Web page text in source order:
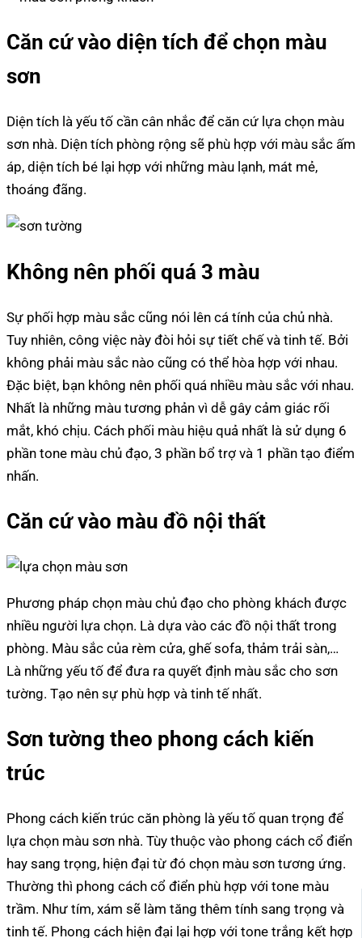
Căn cứ vào diện tích để chọn màu
sơn
Diện tích là yếu tố cần cân nhắc để căn cứ lựa chọn màu
sơn nhà. Diện tích phòng rộng sẽ phù hợp với màu sắc ấm
áp, diện tích bé lại hợp với những màu lạnh, mát mẻ,
thoáng đãng.
Không nên phối quá 3 màu
Sự phối hợp màu sắc cũng nói lên cá tính của chủ nhà.
Tuy nhiên, công việc này đòi hỏi sự tiết chế và tinh tế. Bởi
không phải màu sắc nào cũng có thể hòa hợp với nhau.
Đặc biệt, bạn không nên phối quá nhiều màu sắc với nhau.
Nhất là những màu tương phản vì dễ gây cảm giác rối
mắt, khó chịu. Cách phối màu hiệu quả nhất là sử dụng 6
phần tone màu chủ đạo, 3 phần bổ trợ và 1 phần tạo điểm
nhấn.
Căn cứ vào màu đồ nội thất
Phương pháp chọn màu chủ đạo cho phòng khách được
nhiều người lựa chọn. Là dựa vào các đồ nội thất trong
phòng. Màu sắc của rèm cửa, ghế sofa, thảm trải sàn,…
Là những yếu tố để đưa ra quyết định màu sắc cho sơn
tường. Tạo nên sự phù hợp và tinh tế nhất.
Sơn tường theo phong cách kiến
trúc
Phong cách kiến trúc căn phòng là yếu tố quan trọng để
lựa chọn màu sơn nhà. Tùy thuộc vào phong cách cổ điển
hay sang trọng, hiện đại từ đó chọn màu sơn tương ứng.
Thường thì phong cách cổ điển phù hợp với tone màu
trầm. Như tím, xám sẽ làm tăng thêm tính sang trọng và
tinh tế. Phong cách hiện đại lại hợp với tone trắng kết hợp